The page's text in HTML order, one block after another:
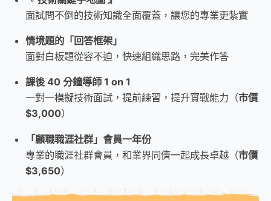
面試問不倒的技術知識全面覆蓋，讓您的專業更紮實
情境題的「回答框架」
面對白板題從容不迫，快速組織思路，完美作答
課後 40 分鐘導師 1 on 1
一對一模擬技術面試，提前練習，提升實戰能力（市價
$3,000）
「顧職職涯社群」會員一年份
專業的職涯社群會員，和業界同儕一起成長卓越（市價
$3,650）